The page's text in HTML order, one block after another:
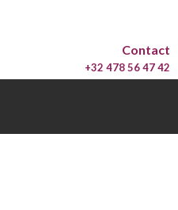
Contact
+32 478 56 47 42